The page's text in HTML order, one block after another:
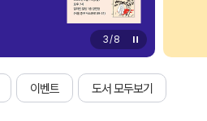
4/8
이벤트 도서 모두보기